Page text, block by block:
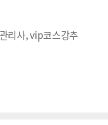
리사, vip코스강추